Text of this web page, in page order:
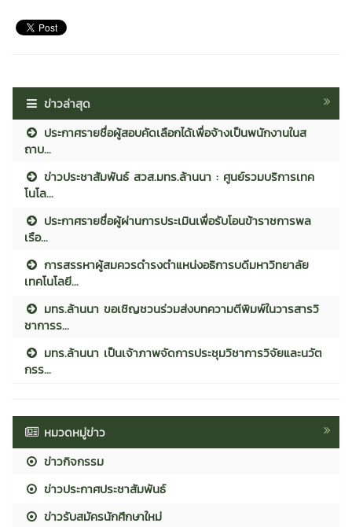
ข่าวล่าสุด
ประกาศรายชื่อผู้สอบคัดเลือกได้เพื่อจ้างเป็นพนักงานในส
ถาบ...
ข่าวประชาสัมพันธ์ สวส.มทร.ล้านนา : ศูนย์รวมบริการเทค
โนโล...
ประกาศรายชื่อผู้ผ่านการประเมินเพื่อรับโอนข้าราชการพล
เรือ...
การสรรหาผู้สมควรดำรงตำแหน่งอธิการบดีมหาวิทยาลัย
เทคโนโลยี...
มทร.ล้านนา ขอเชิญชวนร่วมส่งบทความตีพิมพ์ในวารสารวิ
ชาการร...
มทร.ล้านนา เป็นเจ้าภาพจัดการประชุมวิชาการวิจัยและนวัต
กรร...
หมวดหมู่ข่าว
ข่าวกิจกรรม
ข่าวประกาศประชาสัมพันธ์
ข่าวรับสมัครนักศึกษาใหม่